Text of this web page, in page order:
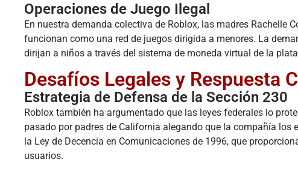
Operaciones de Juego Ilegal
En nuestra demanda colectiva de Roblox, las madres Rachelle
funcionan como una red de juegos dirigida a menores. La
dirijan a niños a través del sistema de moneda virtual de la
Desafíos Legales y Respuesta
Estrategia de Defensa de la Sección 230
Roblox también ha argumentado que las leyes federales lo
pasado por padres de California alegando que la compañía
la Ley de Decencia en Comunicaciones de 1996, que
usuarios.